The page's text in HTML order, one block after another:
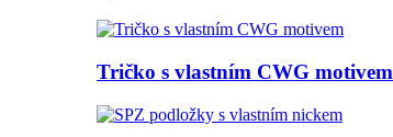
Tričko s vlastním CWG motivem